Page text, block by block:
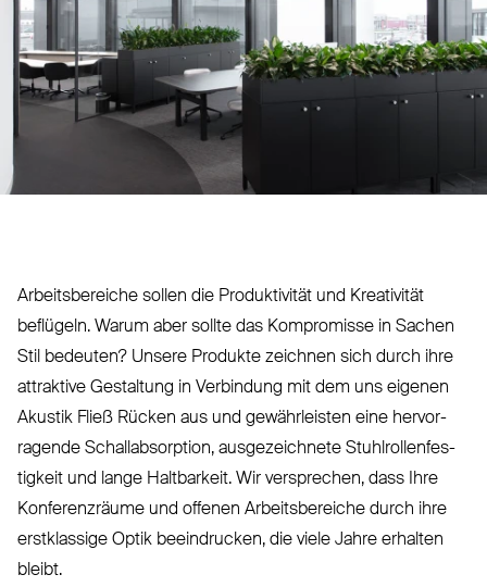
Arbeits­bereiche sollen die Pro­duk­tivität und Krea­tivität
beflügeln. Warum aber sollte das Kom­promisse in Sachen
Stil bedeuten? Unsere Produkte zeichnen sich durch ihre
attraktive Gestaltung in Ver­bindung mit dem uns eigenen
Akustik Fließ Rücken aus und gewähr­leisten eine her­vor­
ragende Schall­ab­sorption, aus­ge­zeichnete Stuhl­rol­len­fes­
tigkeit und lange Halt­barkeit. Wir ver­sprechen, dass Ihre
Kon­fe­renzräume und offenen Arbeits­bereiche durch ihre
erst­klassige Optik beein­drucken, die viele Jahre erhalten
bleibt.